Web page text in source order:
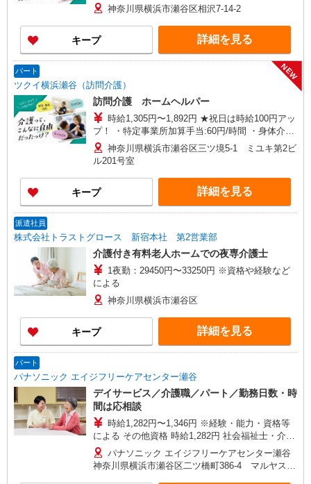
神奈川県横浜市瀬谷区相沢7-14-2
キープ 詳細を見る
パート
ツクイ横浜瀬谷（訪問介護）
NEW
訪問介護 ホームヘルパー
時給1,305円〜1,892円 ★祝日は時給100円アッ
プ！ ・特定事業所加算手当:60円/時間 ・身体介護
手当:500円/時間 ・早朝夜間深夜手当:300円/時間
（18:00〜翌07:59の時間帯） ・ICT手当:2,000
円/月 ・深夜割増は別途支給 ・ケア→ケアの移動
時間も賃金（時給）を支給 ※給与幅は資格・経験
等による
神奈川県横浜市瀬谷区三ツ境5-1 ミユキ第2ビ
ル201号室
キープ 詳細を見る
派遣社員
株式会社トラストグロース 新宿本社 第2営業部
介護付き有料老人ホームでの夜専介護士
1夜勤：29450円〜33250円 ※資格や経験など
による
神奈川県横浜市瀬谷区
キープ 詳細を見る
パート
パナソニック エイジフリーケアセンター瀬谷
デイサービス／介護職／パート／勤務日数・時
間は応相談
時給1,282円〜1,346円 ※経験・能力・資格等
による その他資格 時給1,282円 社会福祉士・介護
福祉士 時給1,346円 ※一律処遇改善加算含む 〇時
間外勤務手当 〇土日祝勤務手当 〇無事故無違反表
彰金 〇年末年始勤務手当
パナソニック エイジフリーケアセンター瀬谷
神奈川県横浜市瀬谷区二ツ橋町386-4 マルヤスビ